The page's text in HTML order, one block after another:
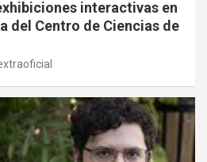
interactivas en
del Centro de Ciencias de